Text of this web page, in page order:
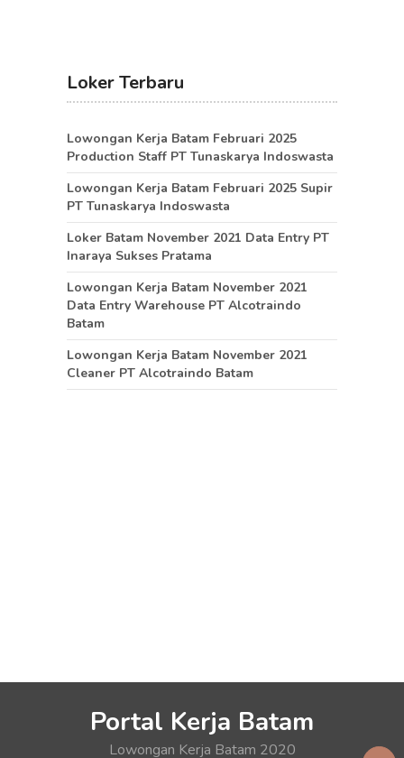
Loker Terbaru
Lowongan Kerja Batam Februari 2025
Production Staff PT Tunaskarya Indoswasta
Lowongan Kerja Batam Februari 2025 Supir
PT Tunaskarya Indoswasta
Loker Batam November 2021 Data Entry PT
Inaraya Sukses Pratama
Lowongan Kerja Batam November 2021
Data Entry Warehouse PT Alcotraindo
Batam
Lowongan Kerja Batam November 2021
Cleaner PT Alcotraindo Batam
Portal Kerja Batam
Lowongan Kerja Batam 2020